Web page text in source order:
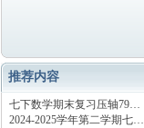
推荐内容
七下数学期末复习压轴79…
2024-2025学年第二学期七…